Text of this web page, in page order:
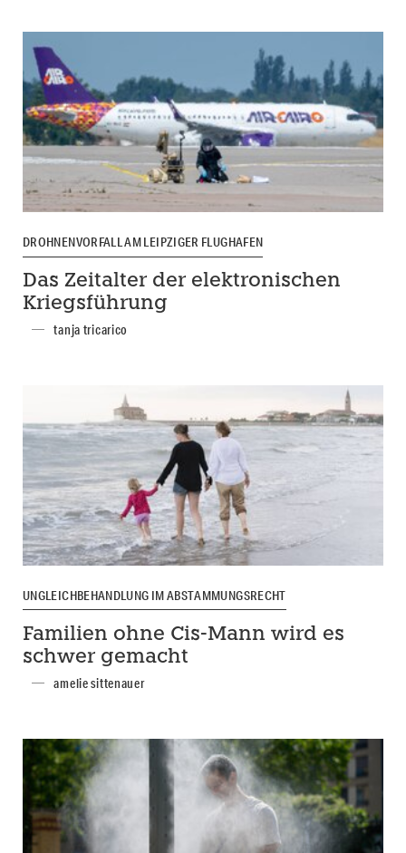
DROHNENVORFALL AM LEIPZIGER FLUGHAFEN
Das Zeitalter der elektronischen
Kriegsführung
tanja tricarico
UNGLEICHBEHANDLUNG IM ABSTAMMUNGSRECHT
Familien ohne Cis-Mann wird es
schwer gemacht
amelie sittenauer